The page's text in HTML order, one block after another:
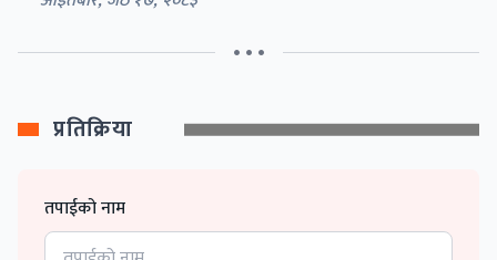
• • •
प्रतिक्रिया
तपाईको नाम